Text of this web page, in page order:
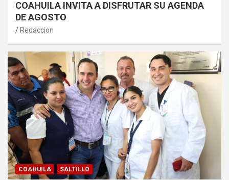
COAHUILA INVITA A DISFRUTAR SU AGENDA
DE AGOSTO
Redaccion
COAHUILA SALTILLO